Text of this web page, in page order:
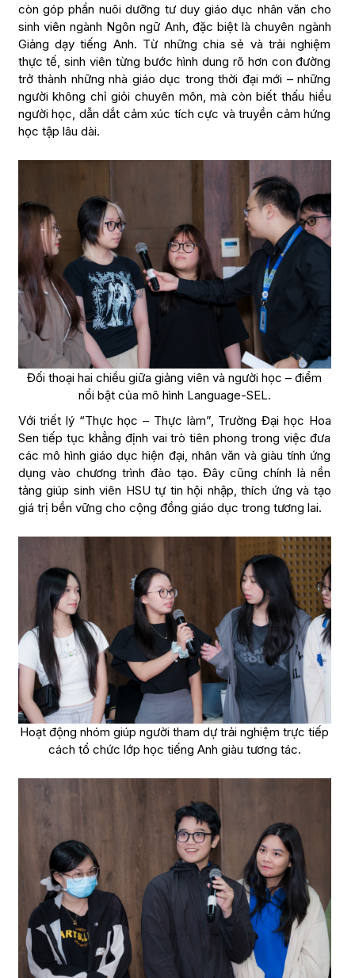
còn góp phần nuôi dưỡng tư duy giáo dục nhân văn cho
sinh viên ngành Ngôn ngữ Anh, đặc biệt là chuyên ngành
Giảng dạy tiếng Anh. Từ những chia sẻ và trải nghiệm
thực tế, sinh viên từng bước hình dung rõ hơn con đường
trở thành những nhà giáo dục trong thời đại mới – những
người không chỉ giỏi chuyên môn, mà còn biết thấu hiểu
người học, dẫn dắt cảm xúc tích cực và truyền cảm hứng
học tập lâu dài.
Đối thoại hai chiều giữa giảng viên và người học – điểm
nổi bật của mô hình Language-SEL.
Với triết lý “Thực học – Thực làm”, Trường Đại học Hoa
Sen tiếp tục khẳng định vai trò tiên phong trong việc đưa
các mô hình giáo dục hiện đại, nhân văn và giàu tính ứng
dụng vào chương trình đào tạo. Đây cũng chính là nền
tảng giúp sinh viên HSU tự tin hội nhập, thích ứng và tạo
giá trị bền vững cho cộng đồng giáo dục trong tương lai.
Hoạt động nhóm giúp người tham dự trải nghiệm trực tiếp
cách tổ chức lớp học tiếng Anh giàu tương tác.